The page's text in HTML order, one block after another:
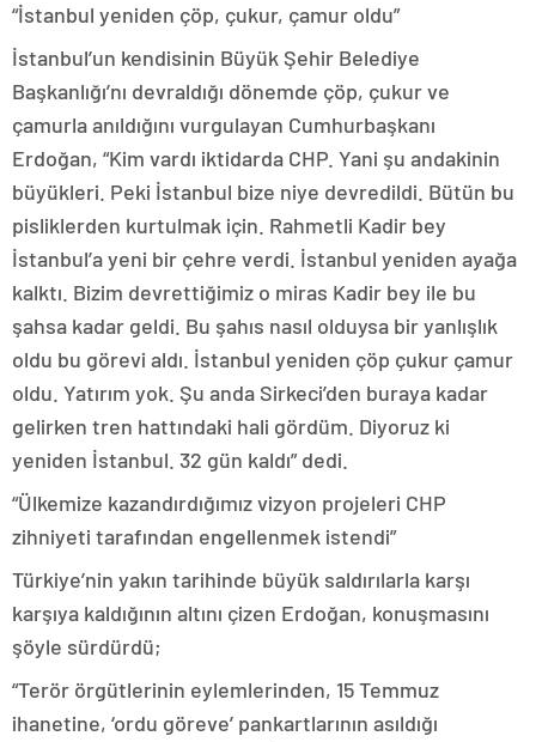
“İstanbul yeniden çöp, çukur, çamur oldu”
İstanbul’un kendisinin Büyük Şehir Belediye
Başkanlığı’nı devraldığı dönemde çöp, çukur ve
çamurla anıldığını vurgulayan Cumhurbaşkanı
Erdoğan, “Kim vardı iktidarda CHP. Yani şu andakinin
büyükleri. Peki İstanbul bize niye devredildi. Bütün bu
pisliklerden kurtulmak için. Rahmetli Kadir bey
İstanbul’a yeni bir çehre verdi. İstanbul yeniden ayağa
kalktı. Bizim devrettiğimiz o miras Kadir bey ile bu
şahsa kadar geldi. Bu şahıs nasıl olduysa bir yanlışlık
oldu bu görevi aldı. İstanbul yeniden çöp çukur çamur
oldu. Yatırım yok. Şu anda Sirkeci’den buraya kadar
gelirken tren hattındaki hali gördüm. Diyoruz ki
yeniden İstanbul. 32 gün kaldı” dedi.
“Ülkemize kazandırdığımız vizyon projeleri CHP
zihniyeti tarafından engellenmek istendi”
Türkiye’nin yakın tarihinde büyük saldırılarla karşı
karşıya kaldığının altını çizen Erdoğan, konuşmasını
şöyle sürdürdü;
“Terör örgütlerinin eylemlerinden, 15 Temmuz
ihanetine, ‘ordu göreve’ pankartlarının asıldığı